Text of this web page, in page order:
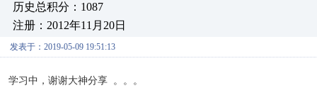
历史总积分：1087
注册：2012年11月20日
发表于：2019-05-09 19:51:13
学习中，谢谢大神分享 。。。